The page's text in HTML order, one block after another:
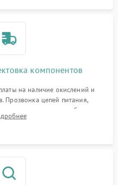
компонентов
на наличие окислений и
Прозвонка цепей питания,
моторов колес и турбины
оптических и инфракрасных